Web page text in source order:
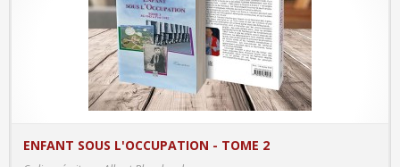
ENFANT SOUS L'OCCUPATION - TOME 2